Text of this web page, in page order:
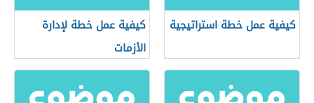
كيفية عمل خطة استراتيجية
كيفية عمل خطة لإدارة
الأزمات